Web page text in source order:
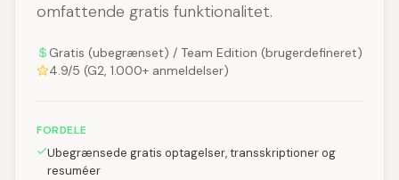
omfattende gratis funktionalitet.
Gratis (ubegrænset) / Team Edition (brugerdefineret)
4.9/5 (G2, 1.000+ anmeldelser)
FORDELE
Ubegrænsede gratis optagelser, transskriptioner og
resuméer